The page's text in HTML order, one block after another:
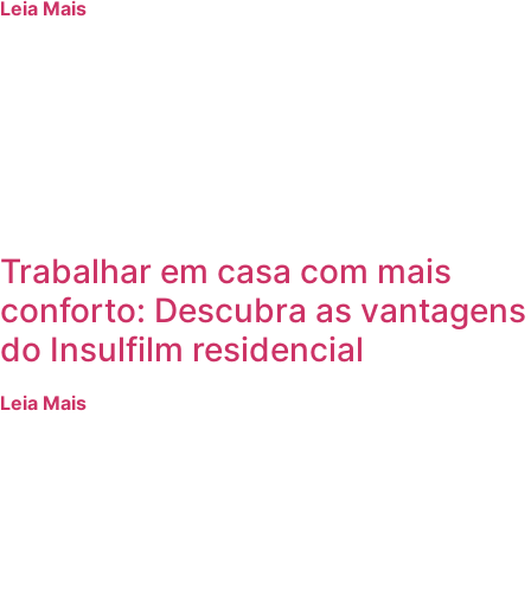
Leia Mais
Trabalhar em casa com mais
conforto: Descubra as vantagens
do Insulfilm residencial
Leia Mais